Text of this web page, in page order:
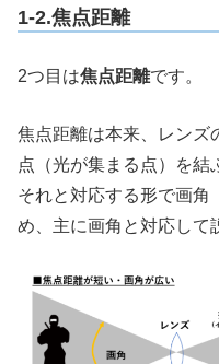
1-2.焦点距離
2つ目は焦点距離です。
焦点距離は本来、レンズ
点（光が集まる点）を結
それと対応する形で画角
め、主に画角と対応して